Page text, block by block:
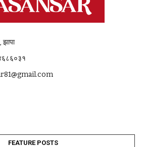
झापा
FEATURE POSTS